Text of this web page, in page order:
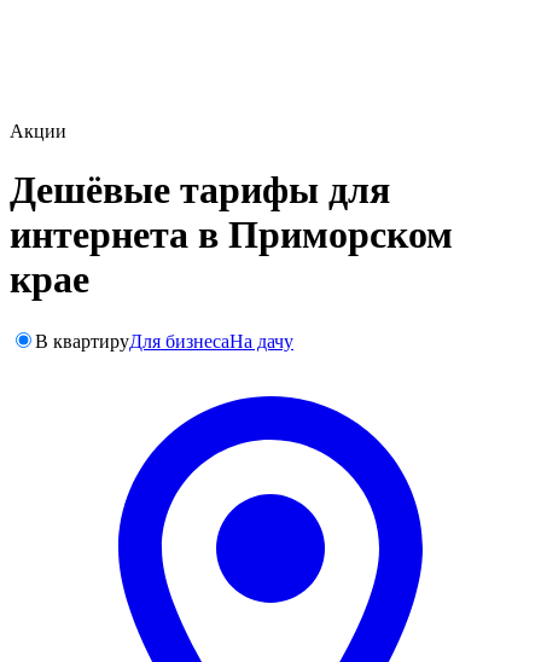
Акции
Дешёвые тарифы для
интернета в Приморском
крае
В квартируДля бизнесаНа дачу